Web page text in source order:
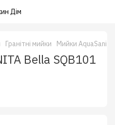
Гранітні мийки Мийки AquaSanita
Bella SQB101